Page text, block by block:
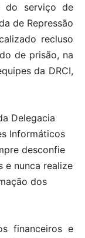
do serviço de
de Repressão
recluso
de prisão, na
da DRCI,
Delegacia
Informáticos
desconfie
e nunca realize
dos
financeiros e